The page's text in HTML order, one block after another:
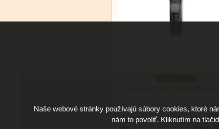
Naše webové stránky používajú súbory cookies, ktoré
nám to povoliť. Kliknutím na